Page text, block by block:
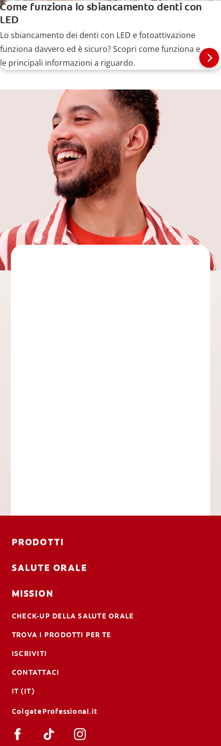
Come funziona lo sbiancamento denti con
LED
Lo sbiancamento dei denti con LED e fotoattivazione
funziona davvero ed è sicuro? Scopri come funziona e
le principali informazioni a riguardo.
PRODOTTI
SALUTE ORALE
MISSION
CHECK-UP DELLA SALUTE ORALE
TROVA I PRODOTTI PER TE
ISCRIVITI
CONTATTACI
IT (IT)
ColgateProfessional.it